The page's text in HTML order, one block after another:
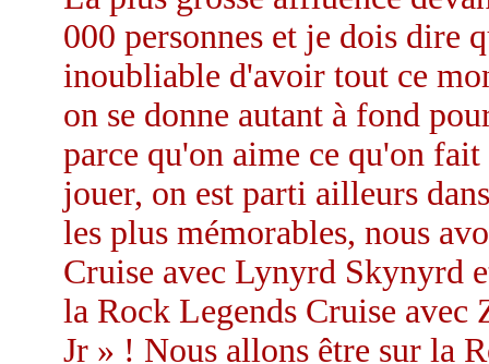
000 personnes et je dois dire
inoubliable d'avoir tout ce
on se donne autant à fond
parce qu'on aime ce qu'on
jouer, on est parti ailleurs
les plus mémorables, nous
Cruise avec Lynyrd Skynyrd
la Rock Legends Cruise avec
Jr » ! Nous allons être sur la